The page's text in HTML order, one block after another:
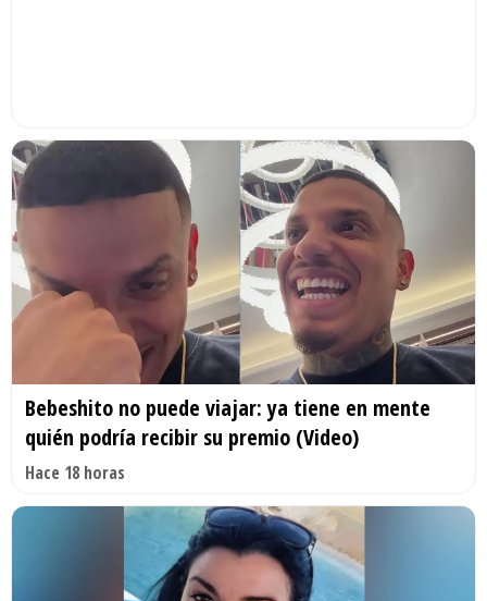
Bebeshito no puede viajar: ya tiene en mente
quién podría recibir su premio (Video)
Hace 18 horas